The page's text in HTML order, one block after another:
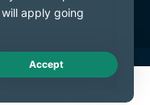
Live Chat